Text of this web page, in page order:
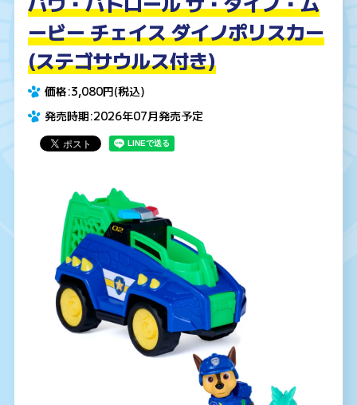
ービー チェイス ダイノポリスカー
(ステゴサウルス付き)
価格:3,080円(税込)
発売時期:2026年07月発売予定